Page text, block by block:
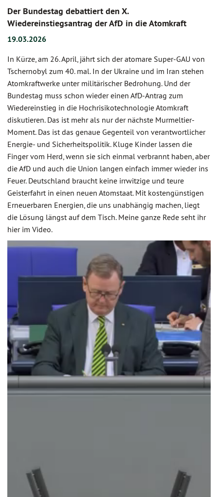
Der Bundestag debattiert den X.
Wiedereinstiegsantrag der AfD in die Atomkraft
19.03.2026
In Kürze, am 26. April, jährt sich der atomare Super-GAU von
Tschernobyl zum 40. mal. In der Ukraine und im Iran stehen
Atomkraftwerke unter militärischer Bedrohung. Und der
Bundestag muss schon wieder einen AfD-Antrag zum
Wiedereinstieg in die Hochrisikotechnologie Atomkraft
diskutieren. Das ist mehr als nur der nächste Murmeltier-
Moment. Das ist das genaue Gegenteil von verantwortlicher
Energie- und Sicherheitspolitik. Kluge Kinder lassen die
Finger vom Herd, wenn sie sich einmal verbrannt haben, aber
die AfD und auch die Union langen einfach immer wieder ins
Feuer. Deutschland braucht keine irrwitzige und teure
Geisterfahrt in einen neuen Atomstaat. Mit kostengünstigen
Erneuerbaren Energien, die uns unabhängig machen, liegt
die Lösung längst auf dem Tisch. Meine ganze Rede seht ihr
hier im Video.